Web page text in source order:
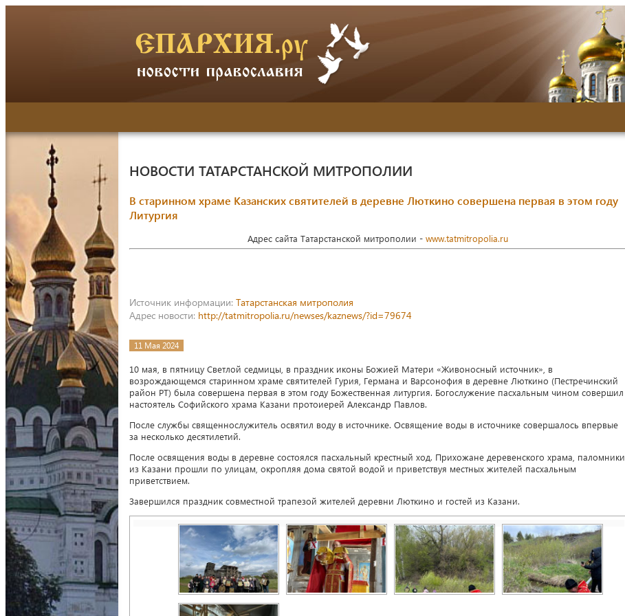
НОВОСТИ ТАТАРСТАНСКОЙ МИТРОПОЛИИ
В старинном храме Казанских святителей в деревне Люткино совершена первая в этом году
Литургия
Адрес сайта Татарстанской митрополии - www.tatmitropolia.ru
Источник информации: Татарстанская митрополия
Адрес новости: http://tatmitropolia.ru/newses/kaznews/?id=79674
11 Мая 2024
10 мая, в пятницу Светлой седмицы, в праздник иконы Божией Матери «Живоносный источник», в
возрождающемся старинном храме святителей Гурия, Германа и Варсонофия в деревне Люткино (Пестречинский
район РТ) была совершена первая в этом году Божественная литургия. Богослужение пасхальным чином совершил
настоятель Софийского храма Казани протоиерей Александр Павлов.
После службы священнослужитель освятил воду в источнике. Освящение воды в источнике совершалось впервые
за несколько десятилетий.
После освящения воды в деревне состоялся пасхальный крестный ход. Прихожане деревенского храма, паломники
из Казани прошли по улицам, окропляя дома святой водой и приветствуя местных жителей пасхальным
приветствием.
Завершился праздник совместной трапезой жителей деревни Люткино и гостей из Казани.